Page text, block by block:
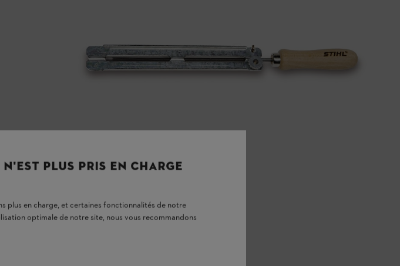
PLUS PRIS EN CHARGE
plus en charge, et certaines fonctionnalités de notre
optimale de notre site, nous vous recommandons